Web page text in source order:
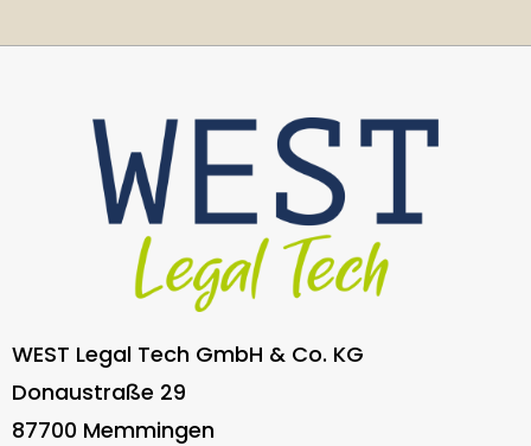
WEST Legal Tech GmbH & Co. KG
Donaustraße 29
87700 Memmingen